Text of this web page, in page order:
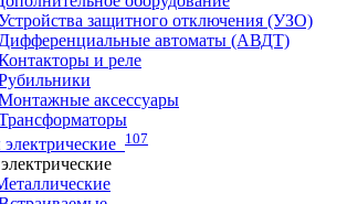
защитного отключения (УЗО)
Дифференциальные автоматы (АВДТ)
и реле
аксессуары
107